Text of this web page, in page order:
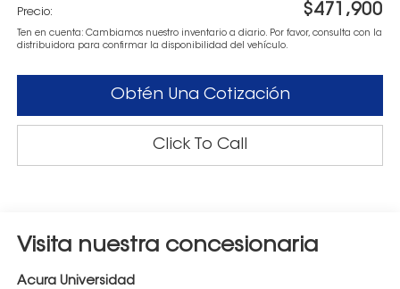
Precio: $471,900
Ten en cuenta: Cambiamos nuestro inventario a diario. Por favor, consulta con la
distribuidora para confirmar la disponibilidad del vehículo.
Obtén Una Cotización
Click To Call
Visita nuestra concesionaria
Acura Universidad